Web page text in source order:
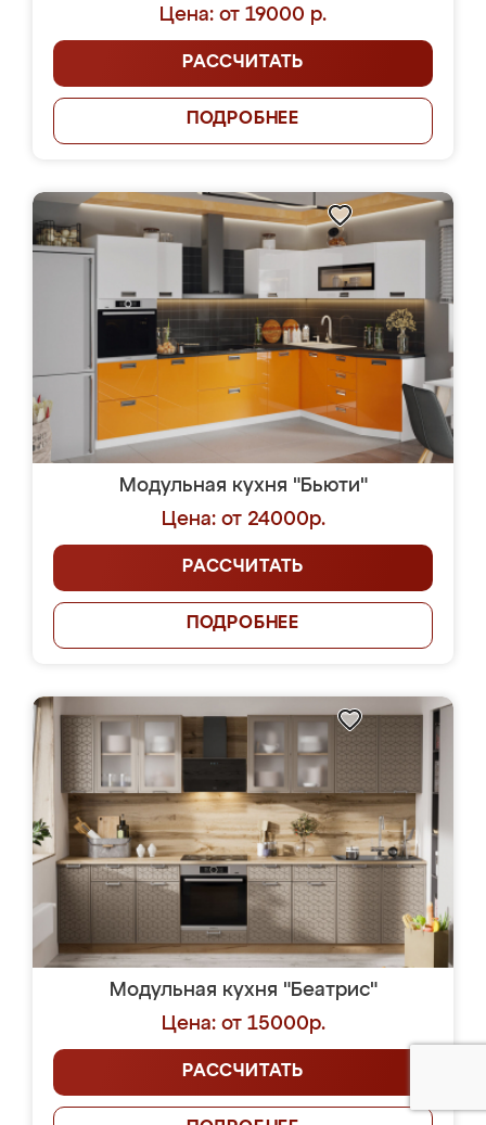
Цена: от 19000 р.
РАССЧИТАТЬ
ПОДРОБНЕЕ
Модульная кухня "Бьюти"
Цена: от 24000р.
РАССЧИТАТЬ
ПОДРОБНЕЕ
Модульная кухня "Беатрис"
Цена: от 15000р.
РАССЧИТАТЬ